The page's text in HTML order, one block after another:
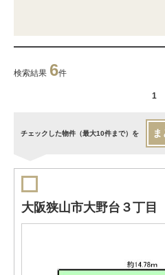
検索結果 6件
1
チェックした物件（最大10件まで）を
大阪狭山市大野台３丁目